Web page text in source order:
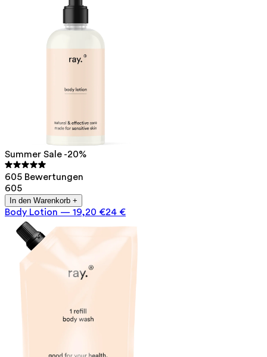
Summer Sale -20%
605 Bewertungen
605
In den Warenkorb +
Body Lotion — 19,20 €24 €